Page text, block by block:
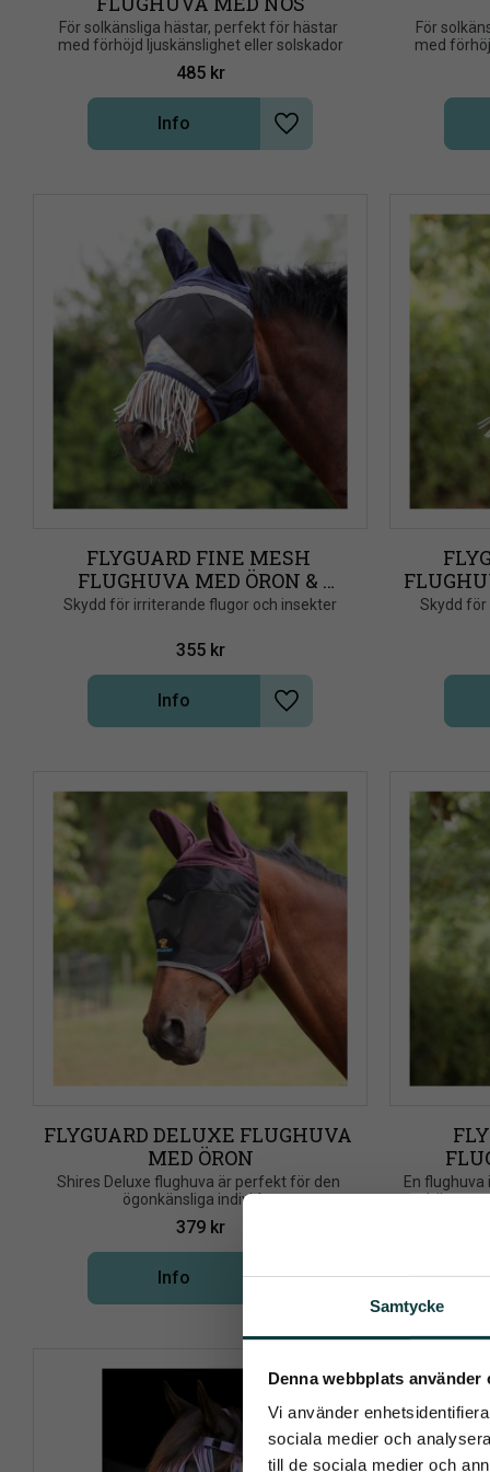
Samtycke
Denna webbplats använder
Vi använder
sociala medier och
till de sociala medier och
För solkänsliga hästar, perfekt för hästar
med förhöjd ljuskänslighet eller solskador
485kr
Lägg till i önskelista
Info
​För
med
FLYGUARD FINE MESH
FLUGHUVA MED ÖRON &
NOSFRANSAR, NAVY
Skydd för irriterande flugor och insekter
355kr
Lägg till i önskelista
Info
Skydd
FLYGUARD DELUXE FLUGHUVA
MED ÖRON
​Shires Deluxe flughuva är perfekt för den
ögonkänsliga individen
379kr
Info
​En
hästen
Det allra